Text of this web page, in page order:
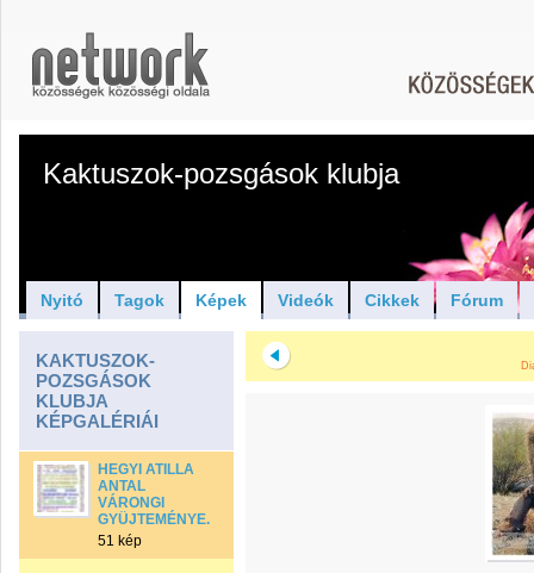
Kaktuszok-pozsgások klubja
Nyitó Tagok Képek Videók Cikkek Fórum
KAKTUSZOK-
POZSGÁSOK
KLUBJA
KÉPGALÉRIÁI
HEGYI ATILLA
ANTAL
VÁRONGI
GYÜJTEMÉNYE.
51 kép